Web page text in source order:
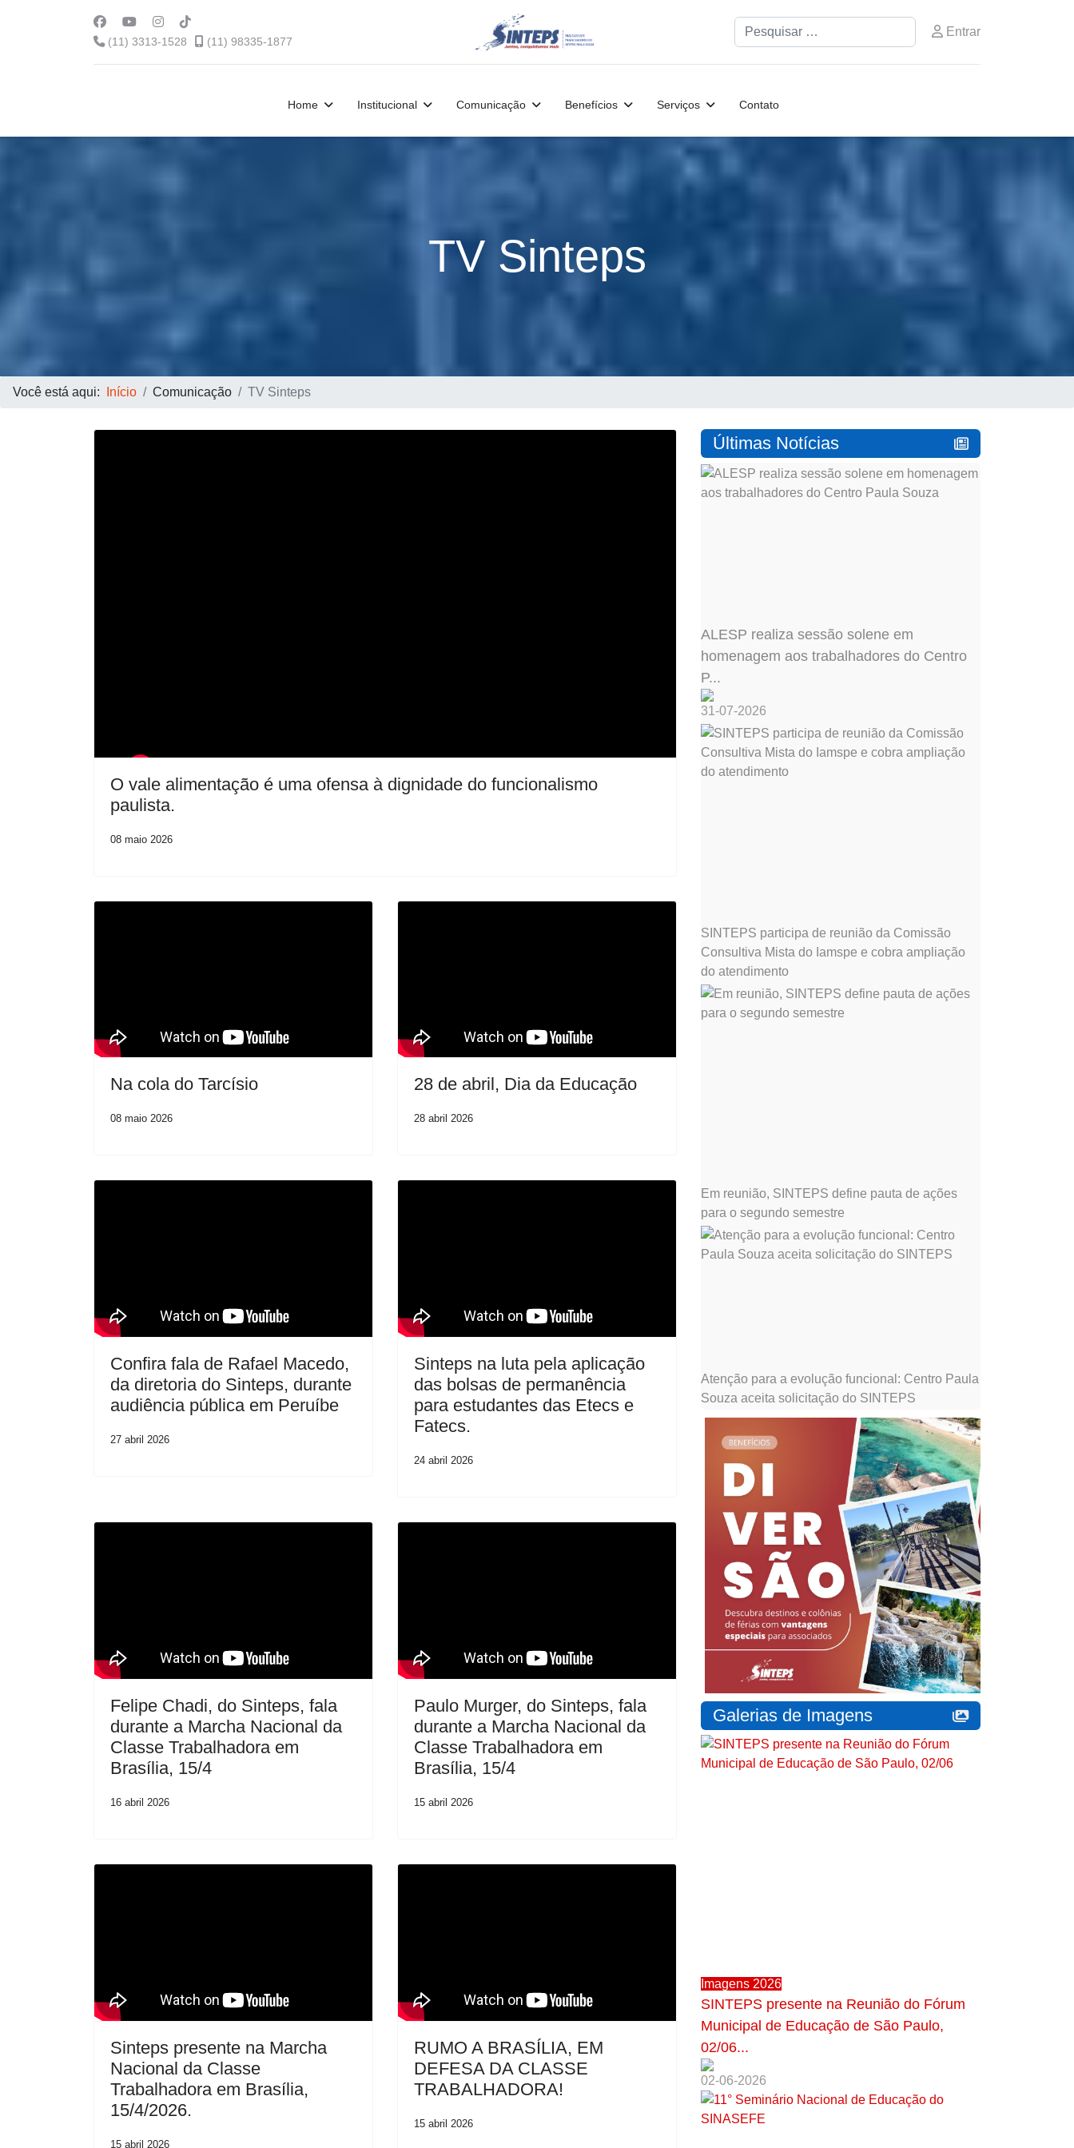
(11) 3313-1528 (11) 98335-1877
Pesquisar Entrar
Home Institucional Comunicação Benefícios Serviços Contato
TV Sinteps
Você está aqui: Início Comunicação TV Sinteps
O vale alimentação é uma ofensa à dignidade do funcionalismo
paulista.
08 maio 2026
Na cola do Tarcísio
08 maio 2026
28 de abril, Dia da Educação
28 abril 2026
Confira fala de Rafael Macedo,
da diretoria do Sinteps, durante
audiência pública em Peruíbe
27 abril 2026
Sinteps na luta pela aplicação
das bolsas de permanência
para estudantes das Etecs e
Fatecs.
24 abril 2026
Felipe Chadi, do Sinteps, fala
durante a Marcha Nacional da
Classe Trabalhadora em
Brasília, 15/4
16 abril 2026
Paulo Murger, do Sinteps, fala
durante a Marcha Nacional da
Classe Trabalhadora em
Brasília, 15/4
15 abril 2026
Sinteps presente na Marcha
Nacional da Classe
Trabalhadora em Brasília,
15/4/2026.
15 abril 2026
RUMO A BRASÍLIA, EM
DEFESA DA CLASSE
TRABALHADORA!
15 abril 2026
Últimas Notícias
ALESP realiza sessão solene em
homenagem aos trabalhadores do Centro
P...
31-07-2026
SINTEPS participa de reunião da Comissão
Consultiva Mista do Iamspe e cobra ampliação
do atendimento
Em reunião, SINTEPS define pauta de ações
para o segundo semestre
Atenção para a evolução funcional: Centro Paula
Souza aceita solicitação do SINTEPS
Galerias de Imagens
Imagens 2026
SINTEPS presente na Reunião do Fórum
Municipal de Educação de São Paulo,
02/06...
02-06-2026